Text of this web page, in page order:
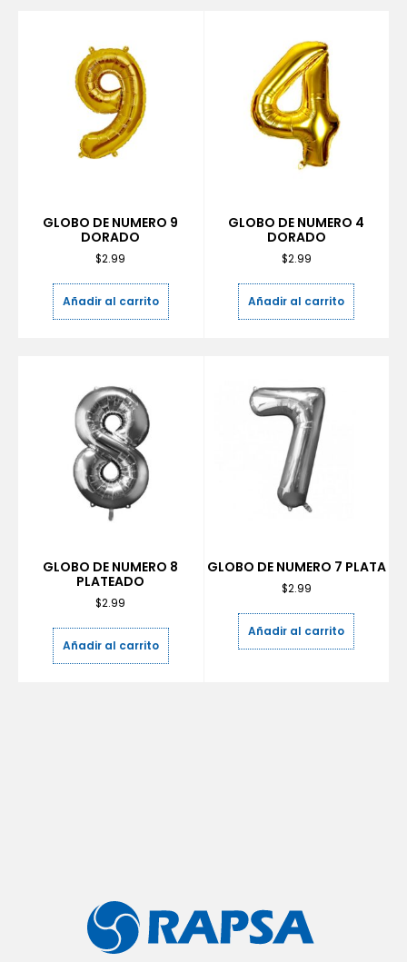
GLOBO DE NUMERO 9
DORADO
$2.99
Añadir al carrito
GLOBO DE NUMERO 4
DORADO
$2.99
Añadir al carrito
GLOBO DE NUMERO 8
PLATEADO
$2.99
Añadir al carrito
GLOBO DE NUMERO 7 PLATA
$2.99
Añadir al carrito